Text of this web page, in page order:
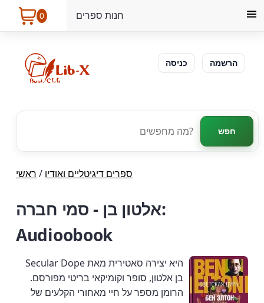
0 חנות ספרים
כניסה הרשמה
חפש
ראשי / ספרים דיגיטליים ואודיו
אלטון בן - סמי חברה:
Audioobook
Secular Dope היא יצירה סאטירית מאת
בן אלטון, סופר וקומיקאי בריטי מפורסם.
הרומן מספר על חיי מאחורי הקלעים של